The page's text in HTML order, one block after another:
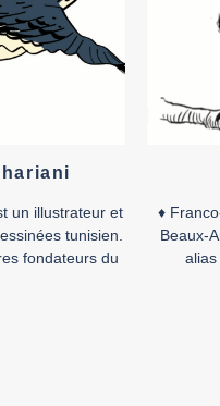
2014, il obtient
[…]
un illustrateur et
tunisien.
fondateurs du
♦
Beaux-
plupart